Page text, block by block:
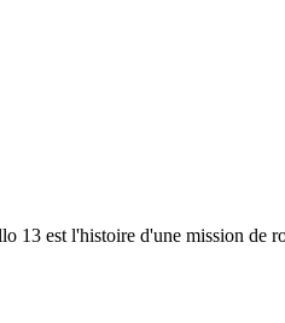
est l'histoire d'une mission de